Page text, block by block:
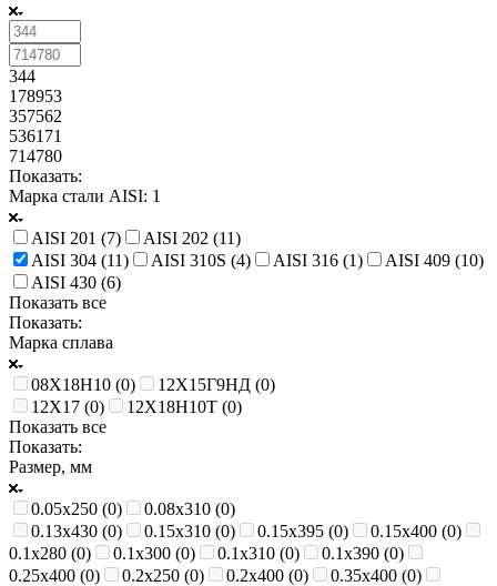
344
178953
357562
536171
714780
Показать:
Марка стали AISI: 1
AISI 201 (7) AISI 202 (11)
AISI 304 (11) AISI 310S (4) AISI 316 (1) AISI 409 (10)
AISI 430 (6)
Показать все
Показать:
Марка сплава
08Х18Н10 (0) 12Х15Г9НД (0)
12Х17 (0) 12Х18Н10Т (0)
Показать все
Показать:
Размер, мм
0.05х250 (0) 0.08х310 (0)
0.13х430 (0) 0.15х310 (0) 0.15х395 (0) 0.15х400 (0)
0.1х280 (0) 0.1х300 (0) 0.1х310 (0) 0.1х390 (0)
0.25х400 (0) 0.2х250 (0) 0.2х400 (0) 0.35х400 (0)